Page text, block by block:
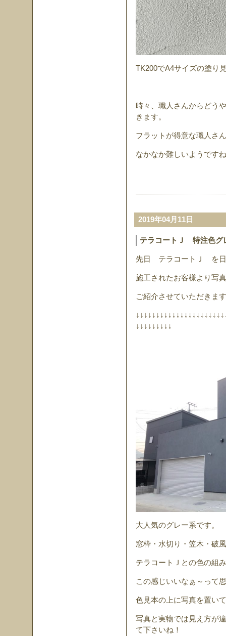
TK200でA4サイズの塗り
時々、職人さんからどう
きます。
フラットが得意な職人さ
なかなか難しいようです
2019年04月11日
テラコートＪ 特注色グ
先日 テラコートＪ を日
施工されたお客様より写
ご紹介させていただきま
↓↓↓↓↓↓↓↓↓
大人気のグレー系です。
窓枠・水切り・笠木・破
テラコートＪとの色の組
この感じいいなぁ～って
色見本の上に写真を置い
写真と実物では見え方が
て下さいね！